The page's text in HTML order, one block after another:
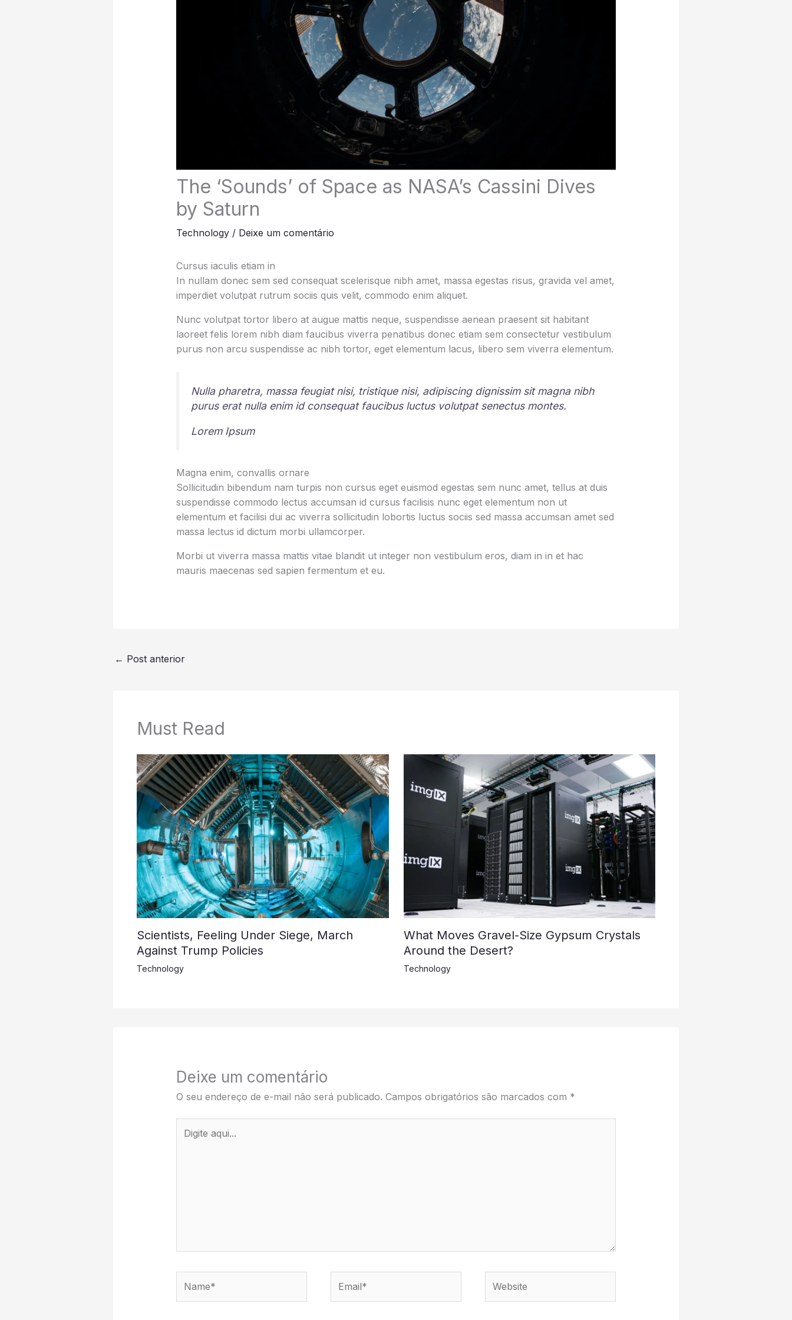
The ‘Sounds’ of Space as NASA’s Cassini Dives
by Saturn
Technology/ Deixe um comentário
Cursus iaculis etiam in
In nullam donec sem sed consequat scelerisque nibh amet, massa egestas risus, gravida vel amet,
imperdiet volutpat rutrum sociis quis velit, commodo enim aliquet.
Nunc volutpat tortor libero at augue mattis neque, suspendisse aenean praesent sit habitant
laoreet felis lorem nibh diam faucibus viverra penatibus donec etiam sem consectetur vestibulum
purus non arcu suspendisse ac nibh tortor, eget elementum lacus, libero sem viverra elementum.
Nulla pharetra, massa feugiat nisi, tristique nisi, adipiscing dignissim sit magna nibh
purus erat nulla enim id consequat faucibus luctus volutpat senectus montes.
Lorem Ipsum
Magna enim, convallis ornare
Sollicitudin bibendum nam turpis non cursus eget euismod egestas sem nunc amet, tellus at duis
suspendisse commodo lectus accumsan id cursus facilisis nunc eget elementum non ut
elementum et facilisi dui ac viverra sollicitudin lobortis luctus sociis sed massa accumsan amet sed
massa lectus id dictum morbi ullamcorper.
Morbi ut viverra massa mattis vitae blandit ut integer non vestibulum eros, diam in in et hac
mauris maecenas sed sapien fermentum et eu.
← Post anterior
Must Read
Scientists, Feeling Under Siege, March
Against Trump Policies
Technology
What Moves Gravel-Size Gypsum Crystals
Around the Desert?
Technology
Deixe um comentário
O seu endereço de e-mail não será publicado. Campos obrigatórios são marcados com *
aqui...